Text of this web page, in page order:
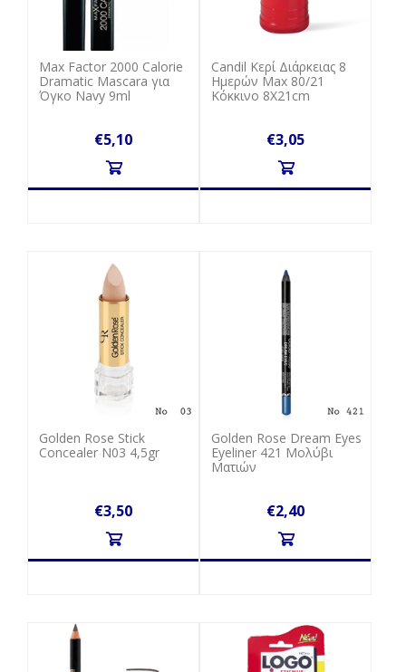
Max Factor 2000 Calorie
Dramatic Mascara για
Όγκο Navy 9ml
€5,10
Candil Κερί Διάρκειας 8
Ημερών Max 80/21
Κόκκινο 8Χ21cm
€3,05
Golden Rose Stick
Concealer N03 4,5gr
€3,50
Golden Rose Dream Eyes
Eyeliner 421 Μολύβι
Ματιών
€2,40